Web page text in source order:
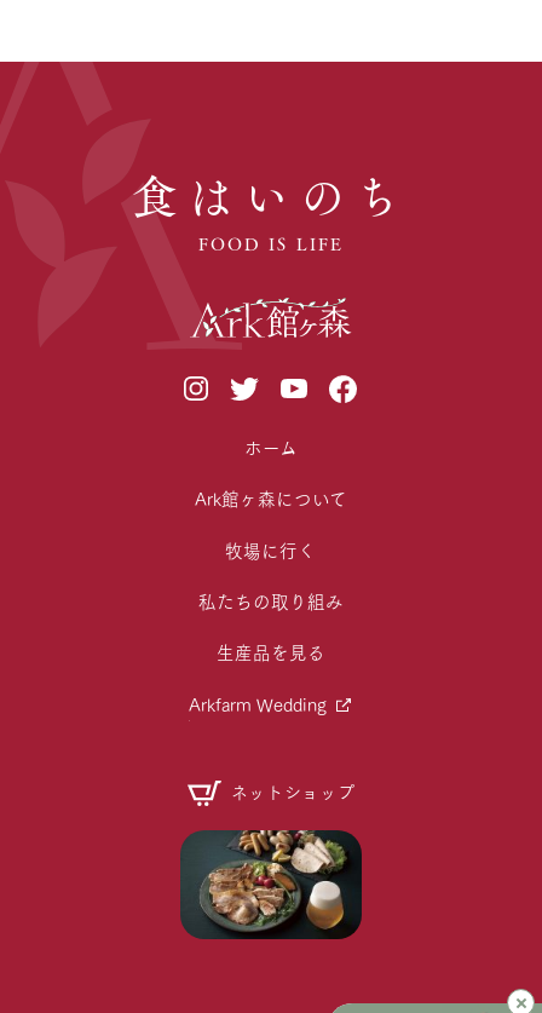
食はいのち
FOOD IS LIFE
ホーム
Ark館ヶ森について
牧場に行く
私たちの取り組み
生産品を見る
Arkfarm Wedding
ネットショップ